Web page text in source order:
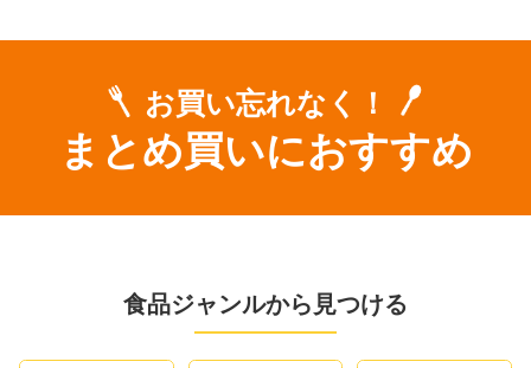
お買い忘れなく！
まとめ買いにおすすめ
食品ジャンルから見つける